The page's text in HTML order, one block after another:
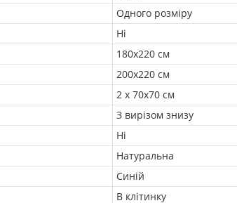
Одного розміру
Ні
180х220 см
200х220 см
2 х 70х70 см
З вирізом знизу
Ні
Натуральна
Синій
В клітинку